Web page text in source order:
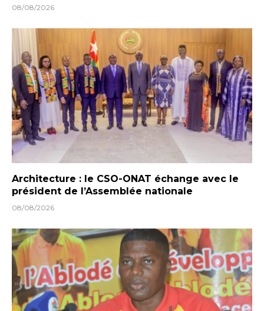
08/08/2026
Architecture : le CSO-ONAT échange avec le
président de l’Assemblée nationale
08/08/2026